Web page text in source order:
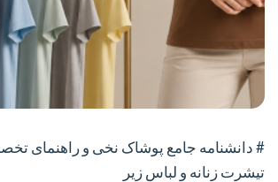
# دانشنامه جامع پوشاک نخی و راهنمای
تیشرت زنانه و لباس زیر